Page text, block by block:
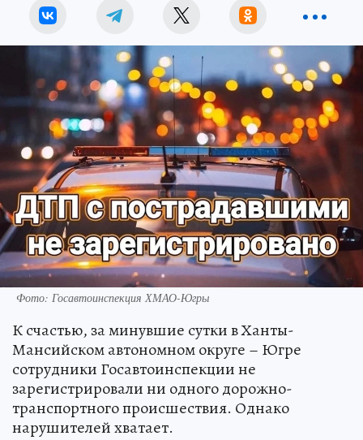
Фото: Госавтоинспекция ХМАО-Югры
К счастью, за минувшие сутки в Ханты-
Мансийском автономном округе – Югре
сотрудники Госавтоинспекции не
зарегистрировали ни одного дорожно-
транспортного происшествия. Однако
нарушителей хватает.